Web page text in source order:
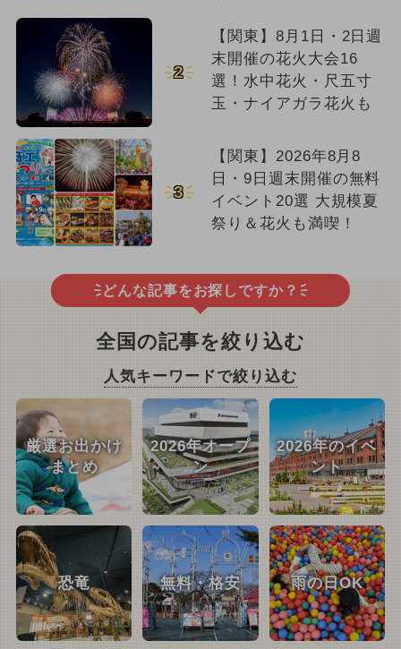
2
【関東】8月1日・2日週
末開催の花火大会16
選！水中花火・尺五寸
玉・ナイアガラ花火も
3
【関東】2026年8月8
日・9日週末開催の無料
イベント20選 大規模夏
祭り＆花火も満喫！
どんな記事をお探しですか？
全国の記事を絞り込む
人気キーワードで絞り込む
厳選お出かけ
まとめ
2026年オープ
ン
2026年のイベ
ント
恐竜 無料・格安 雨の日OK